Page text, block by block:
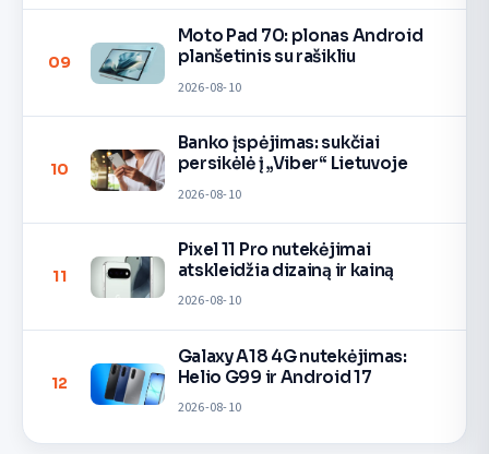
09
Moto Pad 70: plonas Android
planšetinis su rašikliu
2026-08-10
10
Banko įspėjimas: sukčiai
persikėlė į „Viber“ Lietuvoje
2026-08-10
11
Pixel 11 Pro nutekėjimai
atskleidžia dizainą ir kainą
2026-08-10
12
Galaxy A18 4G nutekėjimas:
Helio G99 ir Android 17
2026-08-10